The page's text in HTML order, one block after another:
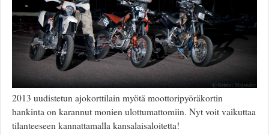
Uudet videot
Uudet kommentit
MYYDÄÄN
Haku
Ajoneuvot
Osat
TIETOPANKKI
TAPAHTUMAT
2013 uudistetun ajokorttilain myötä moottoripyöräkortin
hankinta on karannut monien ulottumattomiin. Nyt voit vaikuttaa
tilanteeseen kannattamalla kansalaisaloitetta!